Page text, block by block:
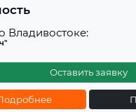
Владивостоке:
Оставить заявку